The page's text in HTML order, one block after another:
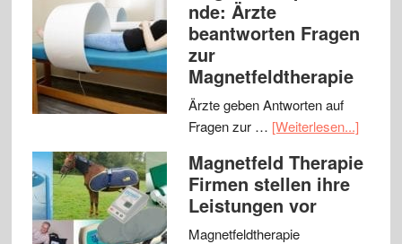
nde: Ärzte
beantworten Fragen
zur
Magnetfeldtherapie
Ärzte geben Antworten auf
Fragen zur … [Weiterlesen...]
Magnetfeld Therapie
Firmen stellen ihre
Leistungen vor
Magnetfeldtherapie